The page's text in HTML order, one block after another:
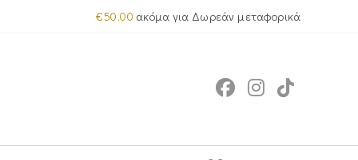
€50.00 ακόμα για Δωρεάν μεταφορικά